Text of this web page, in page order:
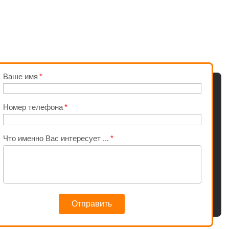
Ваше имя
Номер телефона
Что именно Вас интересует ...
Отправить